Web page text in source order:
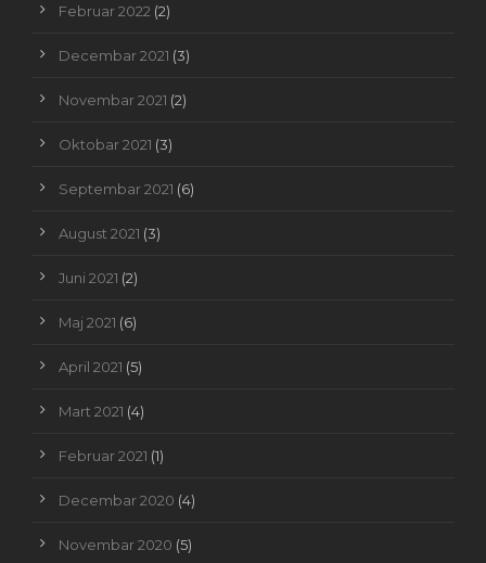
Februar 2022 (2)
Decembar 2021 (3)
Novembar 2021 (2)
Oktobar 2021 (3)
Septembar 2021 (6)
August 2021 (3)
Juni 2021 (2)
Maj 2021 (6)
April 2021 (5)
Mart 2021 (4)
Februar 2021 (1)
Decembar 2020 (4)
Novembar 2020 (5)